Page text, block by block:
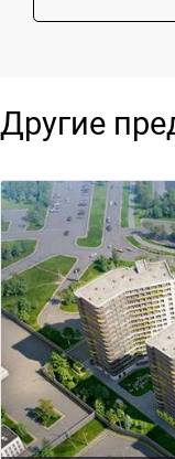
Другие